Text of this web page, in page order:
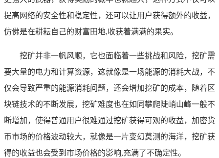
提高网络的安全性和稳定性，还可以让用户获得额外的收益，
仿佛是在耕耘自己的财富田地,收获着满满的果实。
挖矿并非一帆风顺，它也面临着一些挑战和风险，挖矿需
要大量的电力和计算资源，这就像是一场能源的消耗大战，不
仅会导致严重的能源消耗问题，还会增加挖矿的成本，随着区
块链技术的不断发展，挖矿难度也在如同攀爬陡峭山峰一般不
断增加，使得普通用户很难通过挖矿获得可观的收益，加密货
币市场的价格波动较大，就像是一片变幻莫测的海洋，挖矿获
得的收益也会受到市场价格的影响,充满了不确定性。